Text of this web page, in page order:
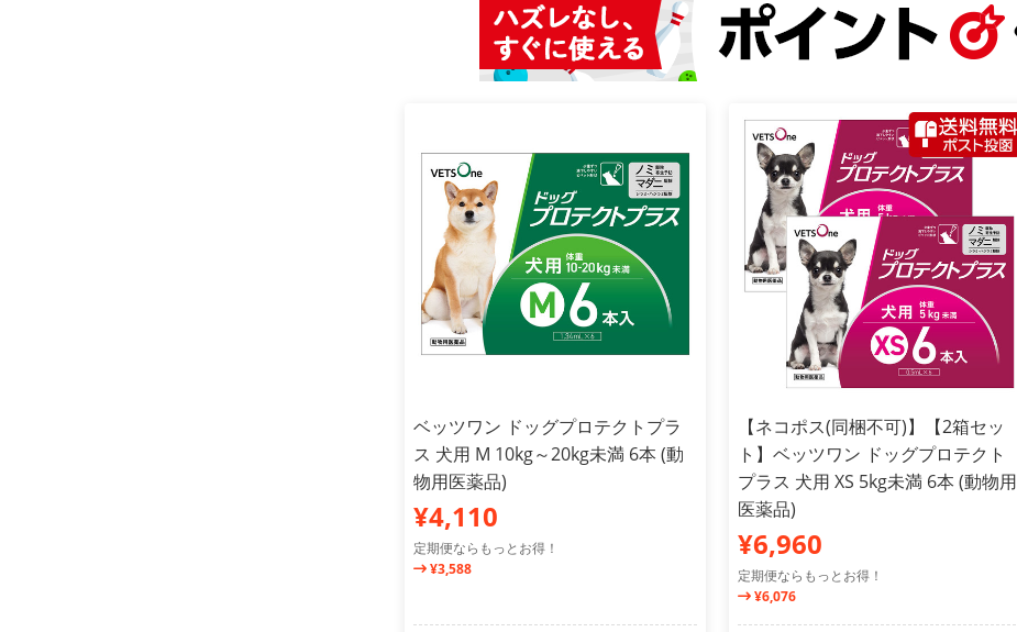
ベッツワン ドッグプロテクトプラ
ス 犬用 M 10kg～20kg未満 6本 (動
物用医薬品)
¥4,110
定期便ならもっとお得！
¥3,588
【ネコポス(同梱不可)】【2箱セッ
ト】ベッツワン ドッグプロテクト
プラス 犬用 XS 5kg未満 6本 (動物用
医薬品)
¥6,960
定期便ならもっとお得！
¥6,076